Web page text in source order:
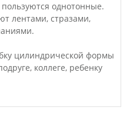
однотонные.
лентами, стразами,
цилиндрической формы
коллеге, ребенку